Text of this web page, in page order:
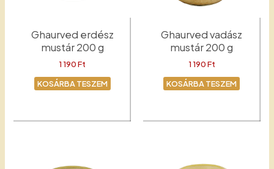
Ghaurved erdész
mustár 200 g
1 190Ft
KOSÁRBA TESZEM
Ghaurved vadász
mustár 200 g
1 190Ft
KOSÁRBA TESZEM